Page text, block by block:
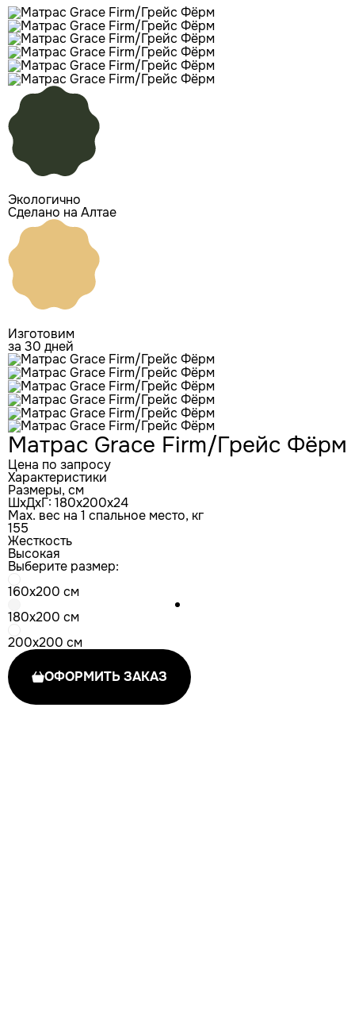
Экологично
Сделано на Алтае
Изготовим
за 30 дней
Матрас Grace Firm/Грейс Фёрм
Цена по запросу
Характеристики
Размеры, см
ШxДxГ: 180x200x24
Max. вес на 1 спальное место, кг
155
Жесткость
Высокая
Выберите размер:
160x200 см
180x200 см
200x200 см
ОФОРМИТЬ ЗАКАЗ